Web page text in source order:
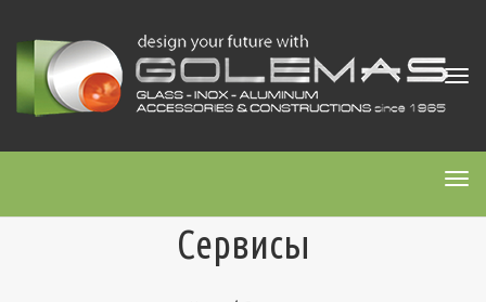
Сервисы